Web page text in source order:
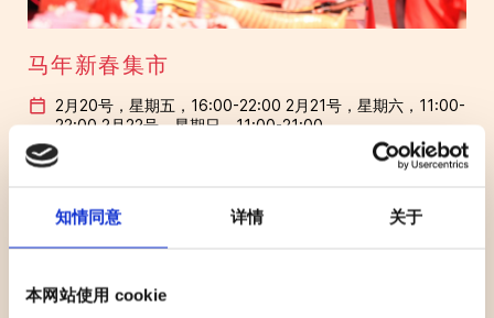
知情同意 详情 关于
本网站使用 cookie
马年新春集市
2月20号，星期五，16:00-22:00 2月21号，星期六，11:00-
22:00 2月22号，星期日，11:00-21:00
Plaza Julián Marías 胡里安·玛利亚斯广场
无障碍通道